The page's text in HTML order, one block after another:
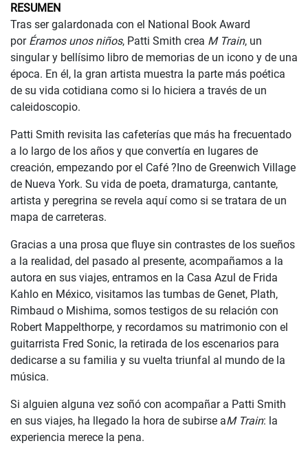
RESUMEN
Tras ser galardonada con el National Book Award
por Éramos unos niños, Patti Smith crea M Train, un
singular y bellísimo libro de memorias de un icono y de una
época. En él, la gran artista muestra la parte más poética
de su vida cotidiana como si lo hiciera a través de un
caleidoscopio.
Patti Smith revisita las cafeterías que más ha frecuentado
a lo largo de los años y que convertía en lugares de
creación, empezando por el Café ?Ino de Greenwich Village
de Nueva York. Su vida de poeta, dramaturga, cantante,
artista y peregrina se revela aquí como si se tratara de un
mapa de carreteras.
Gracias a una prosa que fluye sin contrastes de los sueños
a la realidad, del pasado al presente, acompañamos a la
autora en sus viajes, entramos en la Casa Azul de Frida
Kahlo en México, visitamos las tumbas de Genet, Plath,
Rimbaud o Mishima, somos testigos de su relación con
Robert Mappelthorpe, y recordamos su matrimonio con el
guitarrista Fred Sonic, la retirada de los escenarios para
dedicarse a su familia y su vuelta triunfal al mundo de la
música.
Si alguien alguna vez soñó con acompañar a Patti Smith
en sus viajes, ha llegado la hora de subirse aM Train: la
experiencia merece la pena.